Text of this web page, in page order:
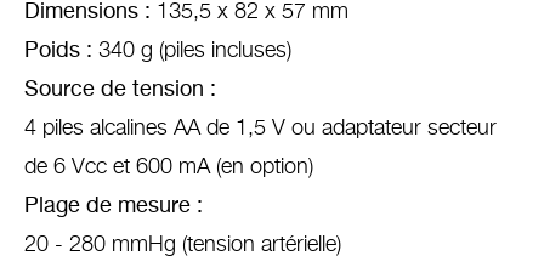
Dimensions : 135,5 x 82 x 57 mm
Poids : 340 g (piles incluses)
Source de tension :
4 piles alcalines AA de 1,5 V ou adaptateur secteur
de 6 Vcc et 600 mA (en option)
Plage de mesure :
20 - 280 mmHg (tension artérielle)